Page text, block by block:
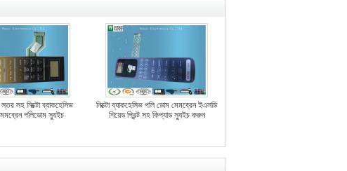
স্তর সহ নিক্টো ব্যাকহেসিভ
পলিডোম স্যুইচ
নিক্টো ব্যাকহেসিভ পলি ডোম মেমব্রেন ইএসডি
শিয়েড প্রিন্ট সহ কিপ্যাড স্যুইচ করুন